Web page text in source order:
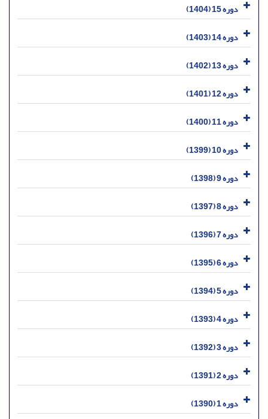
دوره 15 (1404)
دوره 14 (1403)
دوره 13 (1402)
دوره 12 (1401)
دوره 11 (1400)
دوره 10 (1399)
دوره 9 (1398)
دوره 8 (1397)
دوره 7 (1396)
دوره 6 (1395)
دوره 5 (1394)
دوره 4 (1393)
دوره 3 (1392)
دوره 2 (1391)
دوره 1 (1390)